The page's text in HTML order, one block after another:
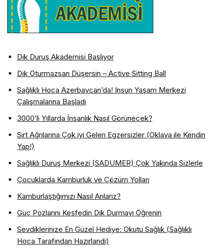
Dik Duruş Akademisi Başlıyor
Dik Oturmazsan Düşersin – Active Sitting Ball
Sağlıklı Hoca Azerbaycan’da! Insun Yaşam Merkezi
Çalışmalarına Başladı
3000’li Yıllarda İnsanlık Nasıl Görünecek?
Sırt Ağrılarına Çok iyi Gelen Egzersizler (Oklava ile Kendin
Yap!)
Sağlıklı Duruş Merkezi (SADUMER) Çok Yakında Sizlerle
Çocuklarda Kamburluk ve Çözüm Yolları
Kamburlaştığımızı Nasıl Anlarız?
Güç Pozlarını Keşfedin Dik Durmayı Öğrenin
Sevdiklerinize En Güzel Hediye: Okutu Sağlık (Sağlıklı
Hoca Tarafından Hazırlandı)